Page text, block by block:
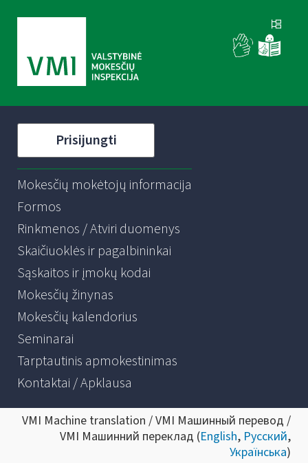
Prisijungti
Mokesčių mokėtojų informacija
Formos
Rinkmenos / Atviri duomenys
Skaičiuoklės ir pagalbininkai
Sąskaitos ir įmokų kodai
Mokesčių žinynas
Mokesčių kalendorius
Seminarai
Tarptautinis apmokestinimas
Kontaktai / Apklausa
VMI Machine translation / VMI Машинный перевод /
VMI Машинний переклад (English, Русский,
Українська)